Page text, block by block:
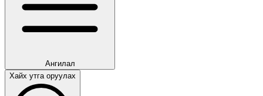
Ангилал
Хайх утга оруулах